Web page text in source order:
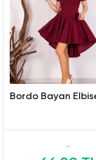
Bordo Bayan